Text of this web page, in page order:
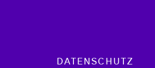
DATENSCHUTZ